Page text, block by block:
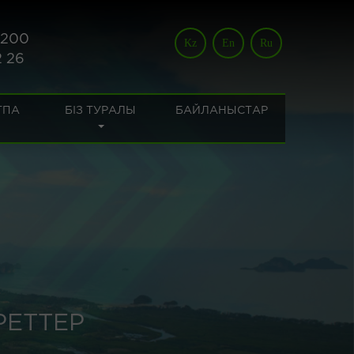
26
Kz En Ru
БІЗ ТУРАЛЫ БАЙЛАНЫСТАР